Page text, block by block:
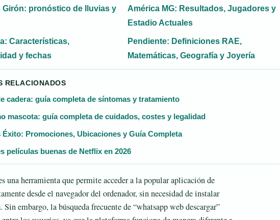
Girón: pronóstico de lluvias y
América MG: Resultados, Jugadores y
Estadio Actuales
Características,
y fechas
Pendiente: Definiciones RAE,
Matemáticas, Geografía y Joyería
RELACIONADOS
cadera: guía completa de síntomas y tratamiento
mascota: guía completa de cuidados, costes y legalidad
Éxito: Promociones, Ubicaciones y Guía Completa
películas buenas de Netflix en 2026
una herramienta que permite acceder a la popular aplicación de
desde el navegador del ordenador, sin necesidad de instalar
embargo, la búsqueda frecuente de “whatsapp web descargar”